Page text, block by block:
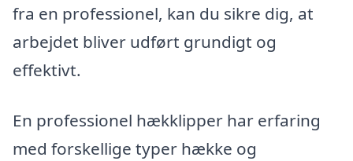
fra en professionel, kan du sikre dig, at
arbejdet bliver udført grundigt og
effektivt.
En professionel hækklipper har erfaring
med forskellige typer hække og